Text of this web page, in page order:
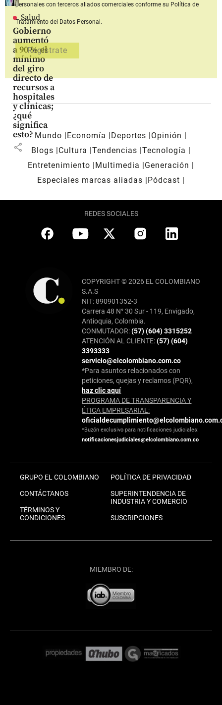
Salud
Gobierno
aumentó
a 90 % el
mínimo
del giro
directo de
recursos a
hospitales
y clínicas;
¿qué
significa
esto?
share
personales con terceros aliados comerciales conforme su Política de
Tratamiento del Datos Personal.
Mundo Economía Deportes
Opinión
Blogs
Cultura Tendencias Tecnología
Entretenimiento
Multimedia
Generación
Especiales marcas aliadas
Pódcast
REDES SOCIALES
COPYRIGHT © 2026 EL COLOMBIANO
S.A.S
NIT: 890901352-3
Carrera 48 N° 30 Sur - 119, Envigado,
Antioquia, Colombia.
CONMUTADOR:(57) (604) 3315252
ATENCIÓN AL CLIENTE:(57) (604)
3393333
servicio@elcolombiano.com.co
*Para asuntos relacionados con
peticiones, quejas y reclamos (PQR),
haz clic aquí
PROGRAMA DE TRANSPARENCIA Y
ÉTICA EMPRESARIAL:
*Buzón exclusivo para notificaciones judiciales:
notificacionesjudiciales@elcolombiano.com.co
GRUPO EL COLOMBIANO
CONTÁCTANOS
TÉRMINOS Y
CONDICIONES
POLÍTICA DE PRIVACIDAD
SUPERINTENDENCIA DE
INDUSTRIA Y COMERCIO
SUSCRIPCIONES
MIEMBRO DE: